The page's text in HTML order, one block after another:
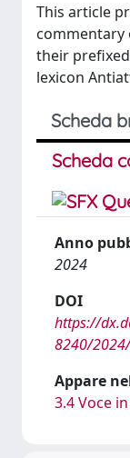
This article
commentary
their
lexicon
Scheda
Scheda
Anno
2024
DOI
https://
8240/
Appare
3.4 Voce